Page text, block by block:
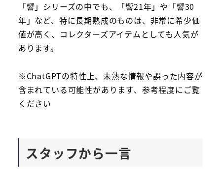
「響」シリーズの中でも、「響21年」や「響30
年」など、特に長期熟成のものは、非常に希少価
値が高く、コレクターズアイテムとしても人気が
あります。
※ChatGPTの特性上、未熟な情報や誤った内容が
含まれている可能性があります、参考程度にご覧
ください
スタッフから一言